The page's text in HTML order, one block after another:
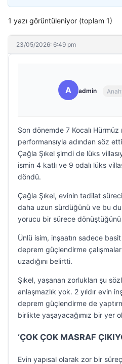
1 yazı görüntüleniyor (toplam 1)
23/05/2026: 6:49 pm
A admin
Son dönemde 7 Kocalı
performansıyla adından söz
Çağla Şıkel şimdi de lüks
ismin 4 katlı ve 9 odalı lüks
döndü.
Çağla Şıkel, evinin tadilat
daha uzun sürdüğünü ve bu
yorucu bir sürece
Ünlü isim, inşaatın sadece basit
deprem güçlendirme
uzadığını belirtti.
Şıkel, yaşanan zorlukları şu
anlaşmazlık yok. 2 yıldır evin
deprem güçlendirme de
birlikte yaşayacağımız bir yer
‘ÇOK ÇOK MASRAF
Evin yapısal olarak zor bir